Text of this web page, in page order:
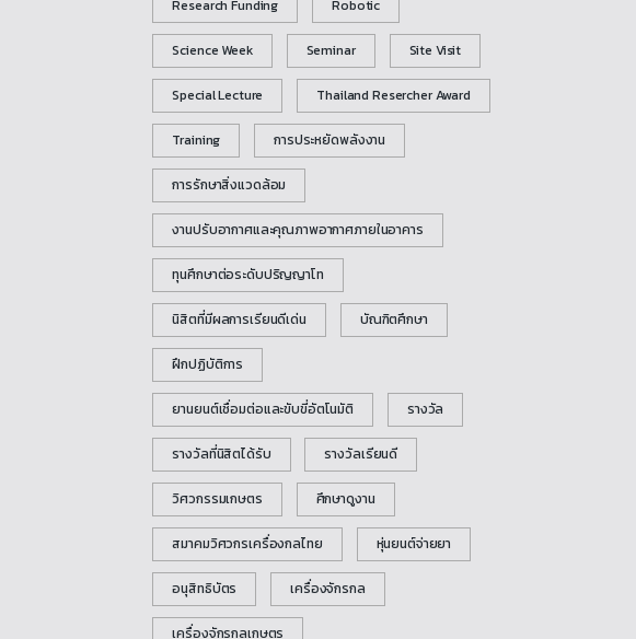
Research Funding Robotic
Science Week Seminar Site Visit
Special Lecture Thailand Resercher Award
Training การประหยัดพลังงาน
การรักษาสิ่งแวดล้อม
งานปรับอากาศและคุณภาพอากาศภายในอาคาร
ทุนศึกษาต่อระดับปริญญาโท
นิสิตที่มีผลการเรียนดีเด่น บัณฑิตศึกษา
ฝึกปฏิบัติการ
ยานยนต์เชื่อมต่อและขับขี่อัตโนมัติ รางวัล
รางวัลที่นิสิตได้รับ รางวัลเรียนดี
วิศวกรรมเกษตร ศึกษาดูงาน
สมาคมวิศวกรเครื่องกลไทย หุ่นยนต์จ่ายยา
อนุสิทธิบัตร เครื่องจักรกล
เครื่องจักรกลเกษตร